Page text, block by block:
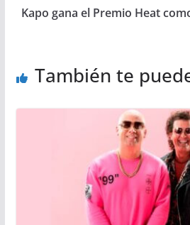
Kapo gana el Premio Heat
También te